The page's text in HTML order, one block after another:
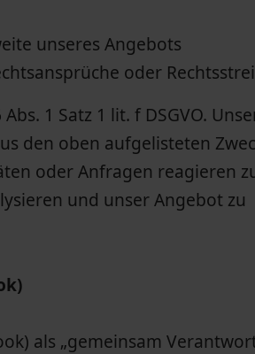
unseres Angebots
oder
1 Satz 1 lit. f DSGVO.
den oben aufgelisteten
oder Anfragen reagieren
und unser Angebot zu
als „gemeinsam